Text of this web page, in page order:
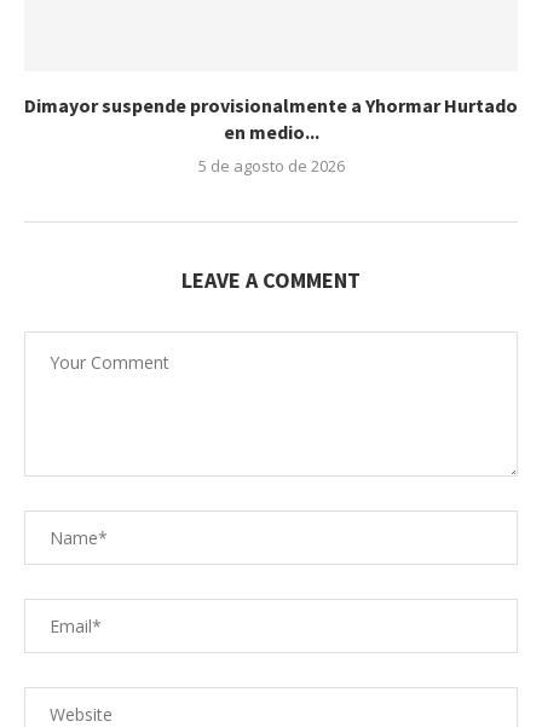
Dimayor suspende provisionalmente a Yhormar Hurtado
en medio...
5 de agosto de 2026
LEAVE A COMMENT